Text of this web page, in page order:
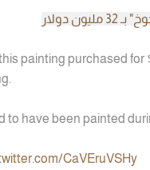
دولار
painting purchased for
to have been painted
CaVEruVSHy